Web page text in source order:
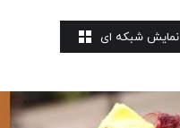
نمایش شبکه ای